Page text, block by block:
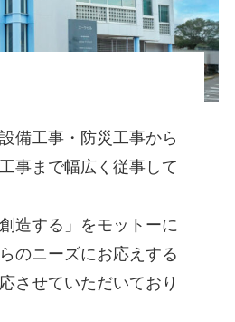
備工事・防災工事から
事まで幅広く従事して
造する」をモットーに
のニーズにお応えする
させていただいており